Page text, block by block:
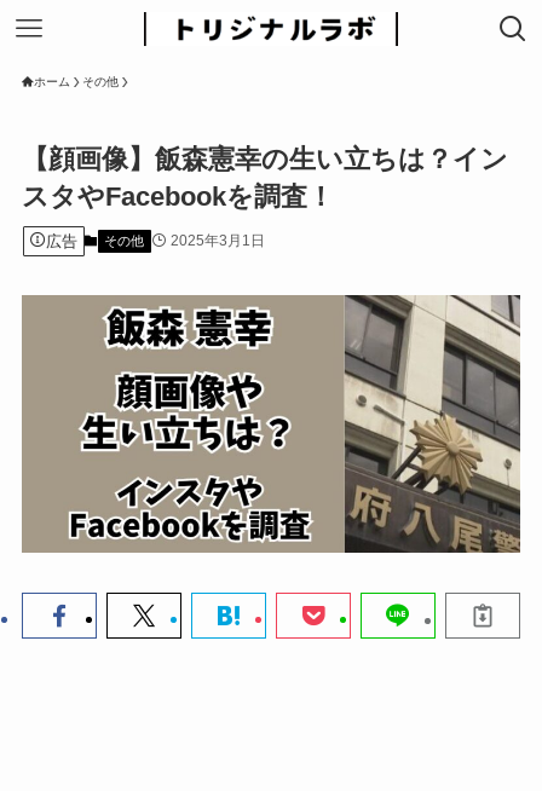
ホーム その他
【顔画像】飯森憲幸の生い立ちは？イン
スタやFacebookを調査！
広告 その他 2025年3月1日